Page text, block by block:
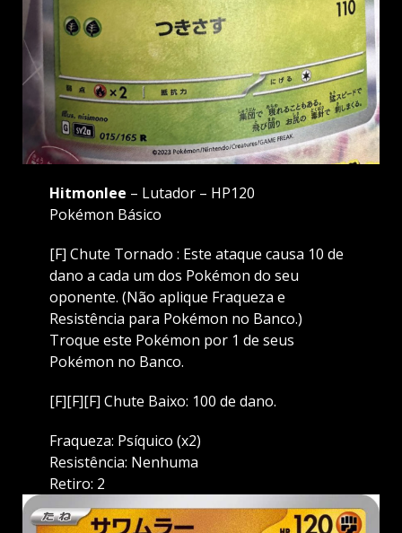
Hitmonlee – Lutador – HP120
Pokémon Básico
[F] Chute Tornado : Este ataque causa 10 de
dano a cada um dos Pokémon do seu
oponente. (Não aplique Fraqueza e
Resistência para Pokémon no Banco.)
Troque este Pokémon por 1 de seus
Pokémon no Banco.
[F][F][F] Chute Baixo: 100 de dano.
Fraqueza: Psíquico (x2)
Resistência: Nenhuma
Retiro: 2